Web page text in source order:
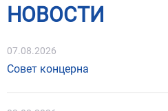
НОВОСТИ
07.08.2026
Совет концерна